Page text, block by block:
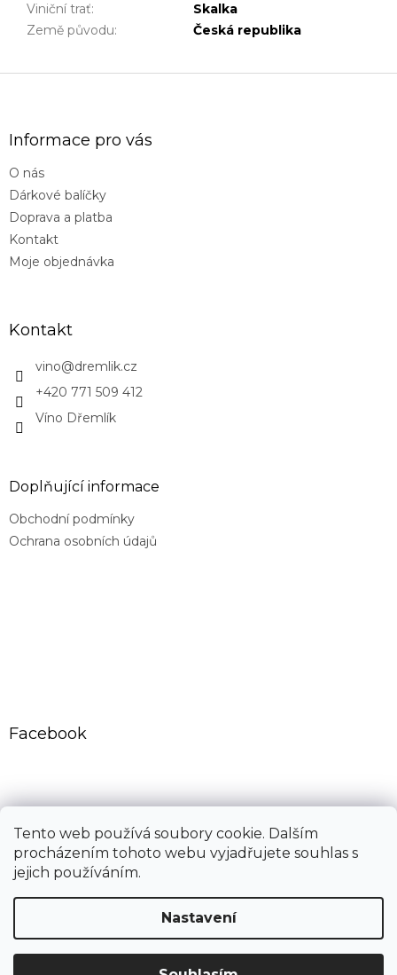
Tento web používá soubory cookie. Dalším
procházením tohoto webu vyjadřujete souhlas s
jejich používáním.
Nastavení
Viniční trať:
Skalka
Země původu: Česká republika
Informace pro vás
O nás
Dárkové balíčky
Doprava a platba
Kontakt
Moje objednávka
Kontakt
vino@dremlik.cz
+420 771 509 412
Víno Dřemlík
Doplňující informace
Obchodní podmínky
Ochrana osobních údajů
Facebook
Copyright 2026Dřemlík s.r.o.. Všechna práva vyhrazena.